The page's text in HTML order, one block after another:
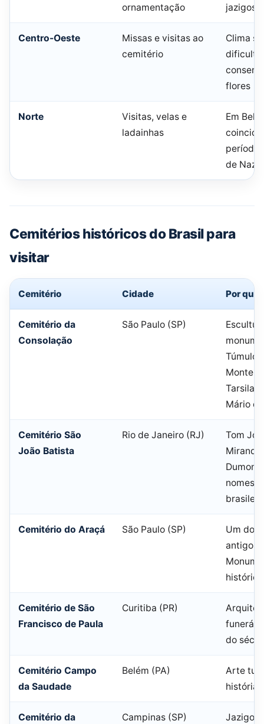
ornamentação jazigos
Centro-Oeste
Missas e visitas ao
cemitério
Clima
flores
Norte
Visitas, velas e
ladainhas
Em
período
de
Cemitérios históricos do Brasil para
visitar
Cemitério Cidade Por que
Cemitério da
Consolação
São Paulo (SP)
Tarsila
Mário
Cemitério São
João Batista
Rio de Janeiro (RJ)
Tom
Dumont
nomes
Cemitério do Araçá São Paulo (SP)
Um dos
antigos
histórico
Cemitério de São
Francisco de Paula
Curitiba (PR)
do
Cemitério Campo
da Saudade
Belém (PA)
Arte
história
Cemitério da
Campinas (SP)
Jazigos